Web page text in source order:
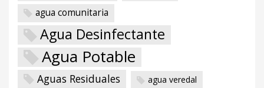
agua comunitaria
Agua Desinfectante
Agua Potable
Aguas Residuales agua veredal